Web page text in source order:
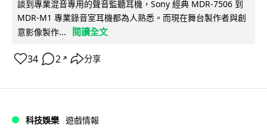
談到專業混音專用的聲音監聽耳機，Sony 經典 MDR-7506 到
MDR-M1 專業錄音室耳機都為人熟悉。而現在舞台製作者與創
意影像製作...
閱讀全文
34 2 ↗ 分享
科技娛樂 遊戲情報